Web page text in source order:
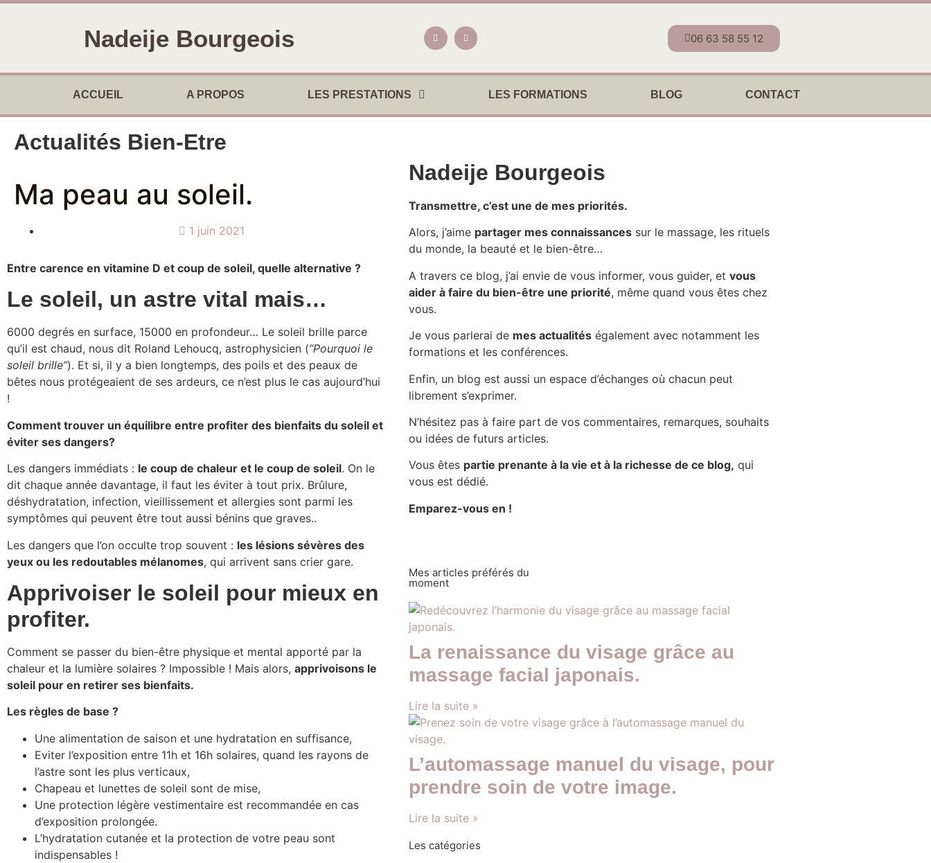
Nadeije Bourgeois 06 63 58 55 12
ACCUEIL A PROPOS LES PRESTATIONS LES FORMATIONS BLOG CONTACT
Actualités Bien-Etre
Ma peau au soleil.
1 juin 2021
Entre carence en vitamine D et coup de soleil, quelle alternative ?
Le soleil, un astre vital mais…
6000 degrés en surface, 15000 en profondeur… Le soleil brille parce
qu’il est chaud, nous dit Roland Lehoucq, astrophysicien (“Pourquoi le
soleil brille”). Et si, il y a bien longtemps, des poils et des peaux de
bêtes nous protégeaient de ses ardeurs, ce n’est plus le cas aujourd’hui
!
Comment trouver un équilibre entre profiter des bienfaits du soleil et
éviter ses dangers?
Les dangers immédiats : le coup de chaleur et le coup de soleil. On le
dit chaque année davantage, il faut les éviter à tout prix. Brûlure,
déshydratation, infection, vieillissement et allergies sont parmi les
symptômes qui peuvent être tout aussi bénins que graves..
Les dangers que l’on occulte trop souvent : les lésions sévères des
yeux ou les redoutables mélanomes, qui arrivent sans crier gare.
Apprivoiser le soleil pour mieux en
profiter.
Comment se passer du bien-être physique et mental apporté par la
chaleur et la lumière solaires ? Impossible ! Mais alors, apprivoisons le
soleil pour en retirer ses bienfaits.
Les règles de base ?
Une alimentation de saison et une hydratation en suffisance,
Eviter l’exposition entre 11h et 16h solaires, quand les rayons de
l’astre sont les plus verticaux,
Chapeau et lunettes de soleil sont de mise,
Une protection légère vestimentaire est recommandée en cas
d’exposition prolongée.
L’hydratation cutanée et la protection de votre peau sont
indispensables !
Nadeije Bourgeois
Transmettre, c’est une de mes priorités.
Alors, j’aime partager mes connaissances sur le massage, les rituels
du monde, la beauté et le bien-être…
A travers ce blog, j’ai envie de vous informer, vous guider, et vous
aider à faire du bien-être une priorité, même quand vous êtes chez
vous.
Je vous parlerai de mes actualités également avec notamment les
formations et les conférences.
Enfin, un blog est aussi un espace d’échanges où chacun peut
librement s’exprimer.
N’hésitez pas à faire part de vos commentaires, remarques, souhaits
ou idées de futurs articles.
Vous êtes partie prenante à la vie et à la richesse de ce blog, qui
vous est dédié.
Emparez-vous en !
Mes articles préférés du
moment
La renaissance du visage grâce au
massage facial japonais.
Lire la suite »
L’automassage manuel du visage, pour
prendre soin de votre image.
Lire la suite »
Les catégories